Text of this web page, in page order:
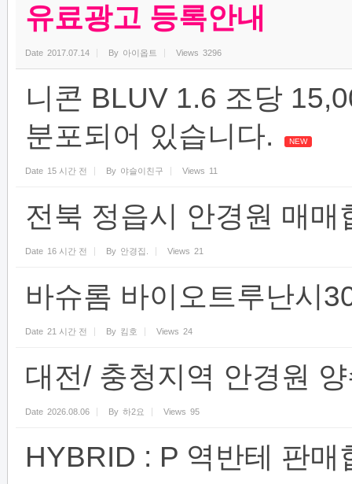
유료광고 등록안내
Date 2017.07.14 By 아이옵트 Views 3296
니콘 BLUV 1.6 조당
분포되어 있습니다.
NEW
Date 15 시간 전 By 야슬이친구 Views 11
전북 정읍시 안경원 매
Date 16 시간 전 By 안경집. Views 21
바슈롬 바이오트루난시
Date 21 시간 전 By 킴호 Views 24
대전/ 충청지역 안경원
Date 2026.08.06 By 하2요 Views 95
HYBRID : P 역반테 판매